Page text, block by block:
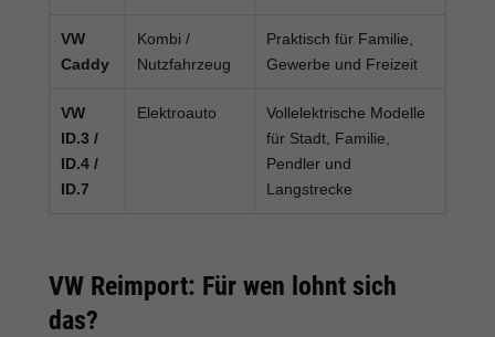
VW
Caddy
Kombi /
Nutzfahrzeug
Praktisch für Familie,
Gewerbe und Freizeit
VW
ID.3 /
ID.4 /
ID.7
Elektroauto
Vollelektrische Modelle
für Stadt, Familie,
Pendler und
Langstrecke
VW Reimport: Für wen lohnt sich
das?